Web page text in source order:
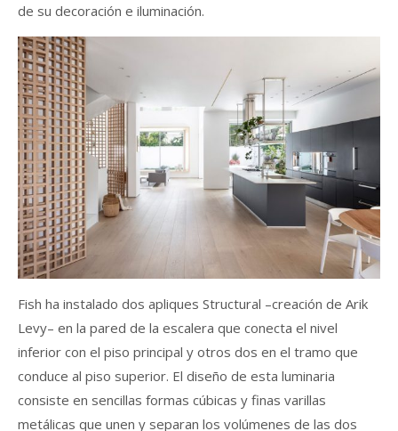
de su decoración e iluminación.
Fish ha instalado dos apliques Structural –creación de Arik
Levy– en la pared de la escalera que conecta el nivel
inferior con el piso principal y otros dos en el tramo que
conduce al piso superior. El diseño de esta luminaria
consiste en sencillas formas cúbicas y finas varillas
metálicas que unen y separan los volúmenes de las dos